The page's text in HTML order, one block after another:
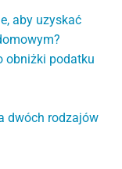
aby uzyskać
obniżki podatku
dwóch rodzajów